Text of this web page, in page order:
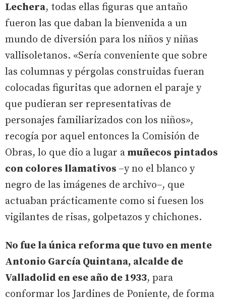
Lechera, todas ellas figuras que antaño
fueron las que daban la bienvenida a un
mundo de diversión para los niños y niñas
vallisoletanos. «Sería conveniente que sobre
las columnas y pérgolas construidas fueran
colocadas figuritas que adornen el paraje y
que pudieran ser representativas de
personajes familiarizados con los niños»,
recogía por aquel entonces la Comisión de
Obras, lo que dio a lugar a muñecos pintados
con colores llamativos –y no el blanco y
negro de las imágenes de archivo–, que
actuaban prácticamente como si fuesen los
vigilantes de risas, golpetazos y chichones.
No fue la única reforma que tuvo en mente
Antonio García Quintana, alcalde de
Valladolid en ese año de 1933, para
conformar los Jardines de Poniente, de forma